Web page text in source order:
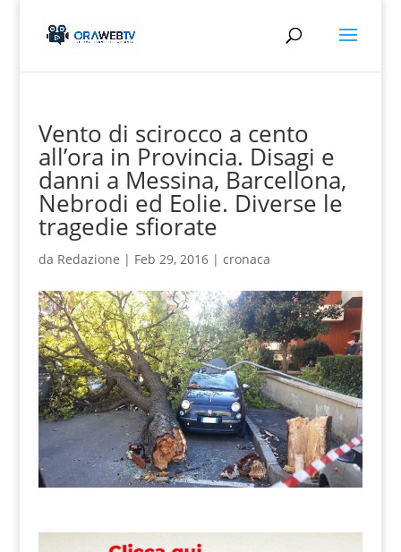
Vento di scirocco a cento
all’ora in Provincia. Disagi e
danni a Messina, Barcellona,
Nebrodi ed Eolie. Diverse le
tragedie sfiorate
da Redazione | Feb 29, 2016| cronaca